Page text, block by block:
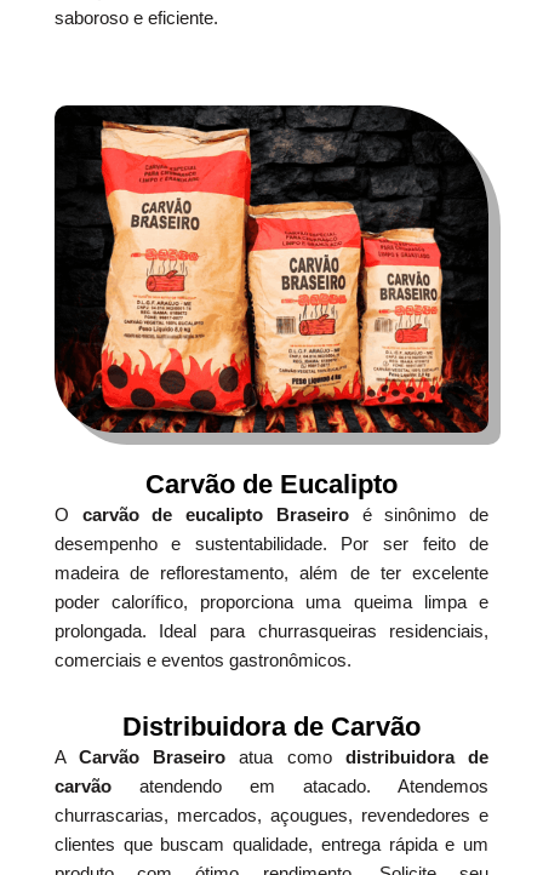
saboroso e eficiente.
Carvão de Eucalipto
O carvão de eucalipto Braseiroé sinônimo de
desempenho e sustentabilidade. Por ser feito de
madeira de reflorestamento, além de ter excelente
poder calorífico, proporciona uma queima limpa e
prolongada. Ideal para churrasqueiras residenciais,
comerciais e eventos gastronômicos.
Distribuidora de Carvão
ACarvão Braseiro atua como distribuidora de
carvãoatendendo em atacado. Atendemos
churrascarias, mercados, açougues, revendedores e
clientes que buscam qualidade, entrega rápida e um